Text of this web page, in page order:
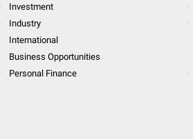
Investment
Industry
International
Business Opportunities
Personal Finance